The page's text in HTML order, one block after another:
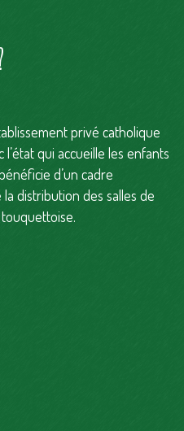
privé catholique
l’état qui accueille les enfants
d’un cadre
distribution des salles de